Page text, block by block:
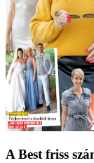
A Best friss